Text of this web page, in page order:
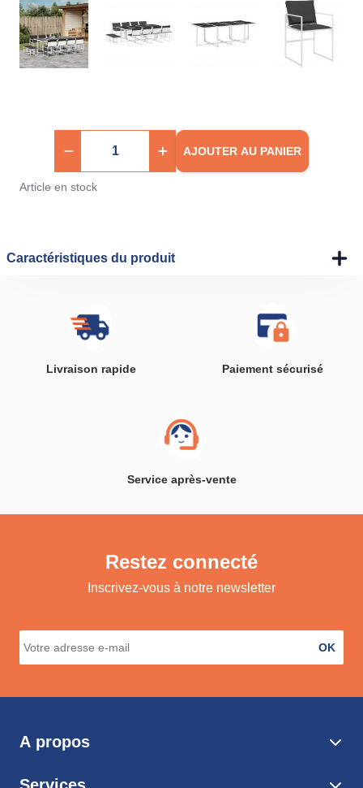
AJOUTER AU PANIER
Article en stock
Caractéristiques du produit
Livraison rapide Paiement sécurisé
Service après-vente
Restez connecté
Inscrivez-vous à notre newsletter
OK
A propos